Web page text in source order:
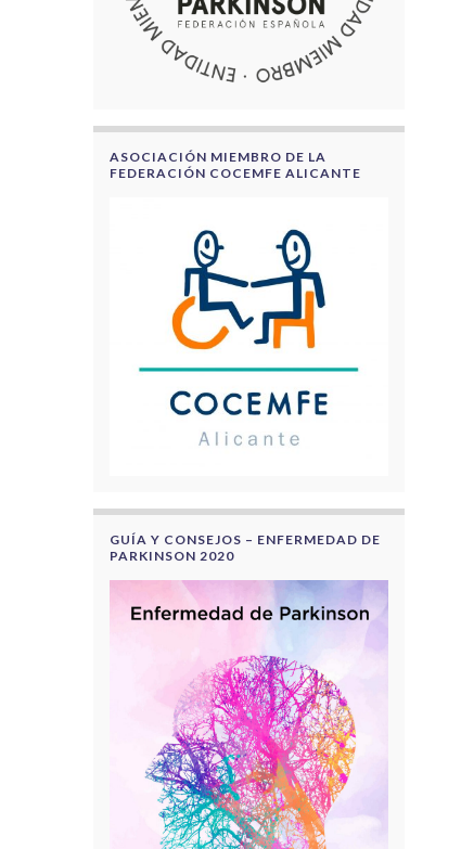
ASOCIACIÓN MIEMBRO DE LA
FEDERACIÓN COCEMFE ALICANTE
GUÍA Y CONSEJOS – ENFERMEDAD DE
PARKINSON 2020